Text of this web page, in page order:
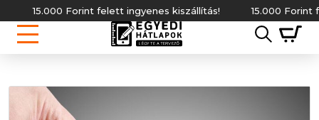
15.000 Forint felett ingyenes kiszállítás! 15.000 Forint